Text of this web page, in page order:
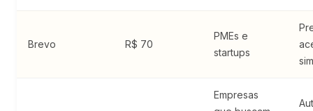
Brevo R$ 70
PMEs e
startups
Empresas